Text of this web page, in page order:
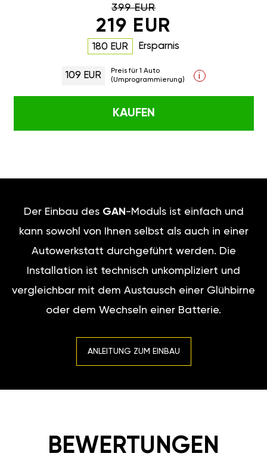
399 EUR
219 EUR
180 EUR Ersparnis
109 EUR
Preis für 1 Auto
(Umprogrammierung)
i
KAUFEN
Der Einbau des GAN -Moduls ist einfach und
kann sowohl von Ihnen selbst als auch in einer
Autowerkstatt durchgeführt werden. Die
Installation ist technisch unkompliziert und
vergleichbar mit dem Austausch einer Glühbirne
oder dem Wechseln einer Batterie.
ANLEITUNG ZUM EINBAU
BEWERTUNGEN